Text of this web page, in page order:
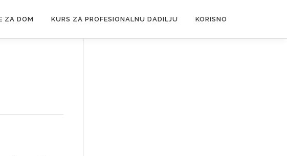
ZA DOM KURS ZA PROFESIONALNU DADILJU KORISNO